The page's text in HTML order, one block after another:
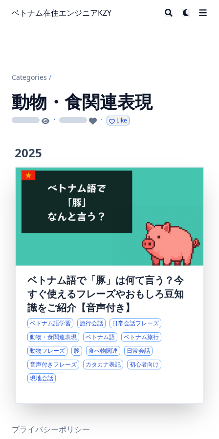
ベトナム在住エンジニアKZY
Categories /
動物・食関連表現
loading · loading · Like
2025
ベトナム語で「豚」は何て言う？今
すぐ使えるフレーズやおもしろ豆知
識をご紹介【音声付き】
ベトナム語学習 旅行会話
日常会話フレーズ
動物・食関連表現
ベトナム語
ベトナム旅行
動物フレーズ
豚 食べ物関連
日常会話
音声付きフレーズ
カタカナ表記
初心者向け
現地会話
プライバシーポリシー